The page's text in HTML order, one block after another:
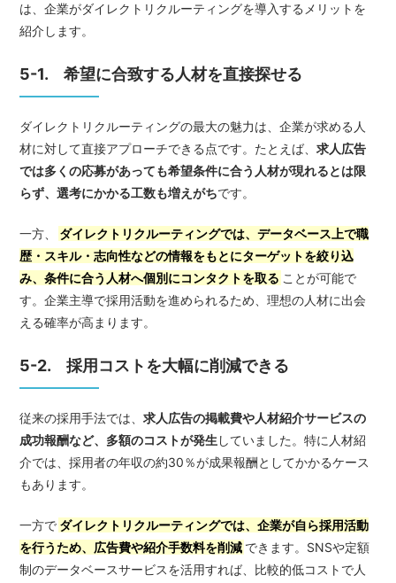
は、企業がダイレクトリクルーティングを導入するメリットを
紹介します。
5-1. 希望に合致する人材を直接探せる
ダイレクトリクルーティングの最大の魅力は、企業が求める人
材に対して直接アプローチできる点です。たとえば、求人広告
では多くの応募があっても希望条件に合う人材が現れるとは限
らず、選考にかかる工数も増えがちです。
一方、
ダイレクトリクルーティングでは、データベース上で職
歴・スキル・志向性などの情報をもとにターゲットを絞り込
み、条件に合う人材へ個別にコンタクトを取る ことが可能で
す。企業主導で採用活動を進められるため、理想の人材に出会
える確率が高まります。
5-2. 採用コストを大幅に削減できる
従来の採用手法では、求人広告の掲載費や人材紹介サービスの
成功報酬など、多額のコストが発生 していました。特に人材紹
介では、採用者の年収の約30％が成果報酬としてかかるケース
もあります。
一方で ダイレクトリクルーティングでは、企業が自ら採用活動
を行うため、広告費や紹介手数料を削減 できます。SNSや定額
制のデータベースサービスを活用すれば、比較的低コストで人